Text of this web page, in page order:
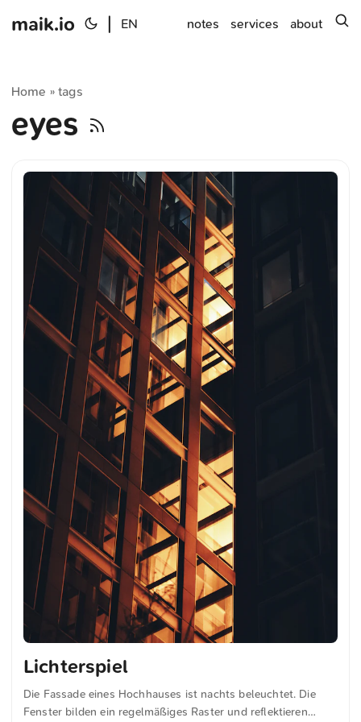
maik.io EN notes services about
Home »tags
eyes
Lichterspiel
Die Fassade eines Hochhauses ist nachts beleuchtet. Die
Fenster bilden ein regelmäßiges Raster und reflektieren